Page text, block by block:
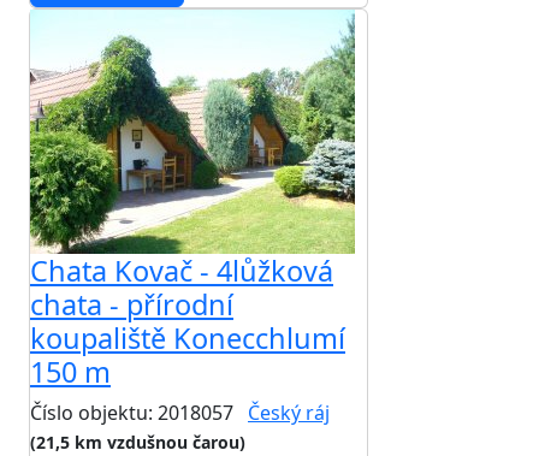
Chata Kovač - 4lůžková
chata - přírodní
koupaliště Konecchlumí
150 m
Číslo objektu: 2018057 Český ráj
(21,5 km vzdušnou čarou)